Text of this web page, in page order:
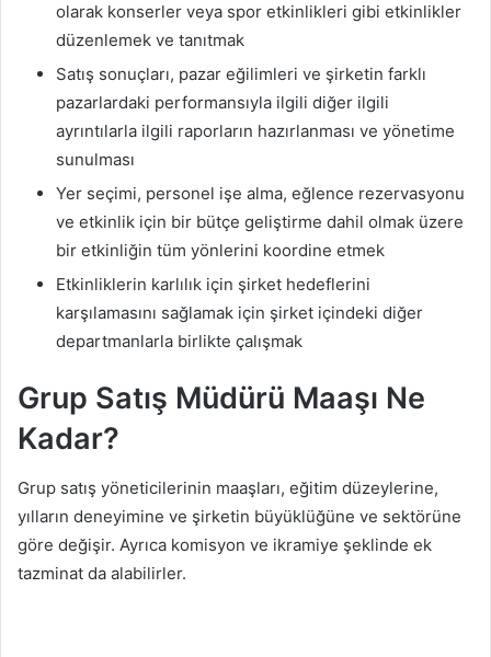
olarak konserler veya spor etkinlikleri gibi etkinlikler
düzenlemek ve tanıtmak
Satış sonuçları, pazar eğilimleri ve şirketin farklı
pazarlardaki performansıyla ilgili diğer ilgili
ayrıntılarla ilgili raporların hazırlanması ve yönetime
sunulması
Yer seçimi, personel işe alma, eğlence rezervasyonu
ve etkinlik için bir bütçe geliştirme dahil olmak üzere
bir etkinliğin tüm yönlerini koordine etmek
Etkinliklerin karlılık için şirket hedeflerini
karşılamasını sağlamak için şirket içindeki diğer
departmanlarla birlikte çalışmak
Grup Satış Müdürü Maaşı Ne
Kadar?
Grup satış yöneticilerinin maaşları, eğitim düzeylerine,
yılların deneyimine ve şirketin büyüklüğüne ve sektörüne
göre değişir. Ayrıca komisyon ve ikramiye şeklinde ek
tazminat da alabilirler.